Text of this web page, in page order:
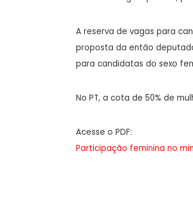
A reserva de vagas para
proposta da então
para candidatas do sexo
No PT, a cota de 50% de
Acesse o PDF:
Participação feminina no